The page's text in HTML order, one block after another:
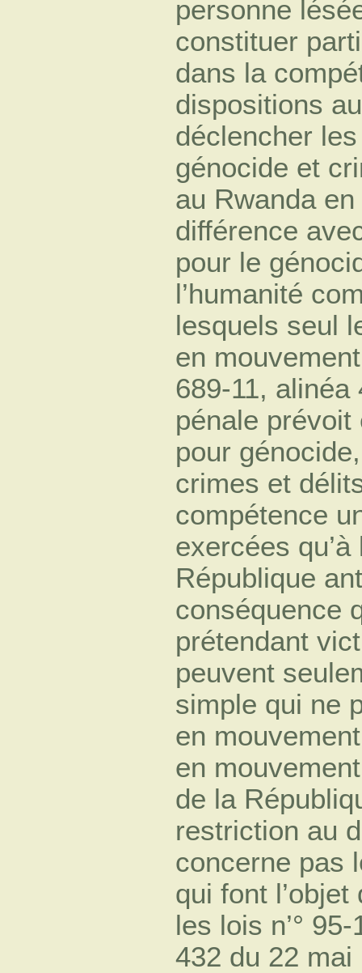
personne
constituer
dans la
dispositions
déclencher
génocide et
au Rwanda
différence
pour le
l’humanité
lesquels seul
en
689-11, alinéa
pénale
pour
crimes et
compétence
exercées
République
conséquence
prétendant
peuvent
simple qui ne
en
en
de la
restriction au
concerne pas
qui font
les lois n’°
432 du 22 mai